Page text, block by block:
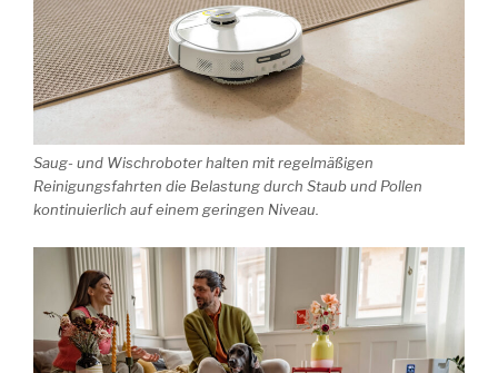
Saug- und Wischroboter halten mit regelmäßigen
Reinigungsfahrten die Belastung durch Staub und Pollen
kontinuierlich auf einem geringen Niveau.